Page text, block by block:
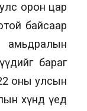
орон цар
байсаар
бараг
оны улсын
хүнд үед